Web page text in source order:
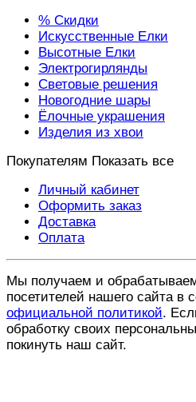
% Скидки
Искусственные Елки
Высотные Елки
Электрогирлянды
Световые решения
Новогодние шары
Ёлочные украшения
Изделия из хвои
Покупателям Показать все
Личный кабинет
Оформить заказ
Доставка
Оплата
Мы получаем и
посетителей нашего сайта в
официальной политикой.
обработку своих
покинуть наш сайт.